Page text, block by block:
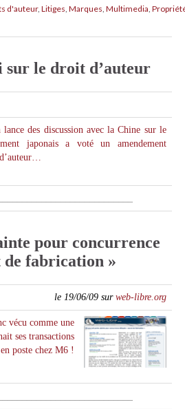
d'auteur, Litiges, Marques, Multimedia,
sur le droit d’auteur
des discussion avec la Chine sur le
japonais a voté un amendement
pour concurrence
de fabrication »
le 19/06/09 sur web-libre.org
vécu comme une
ses transactions
poste chez M6 !